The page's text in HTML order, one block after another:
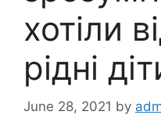
хотіли
рідні
June 28, 2021 by